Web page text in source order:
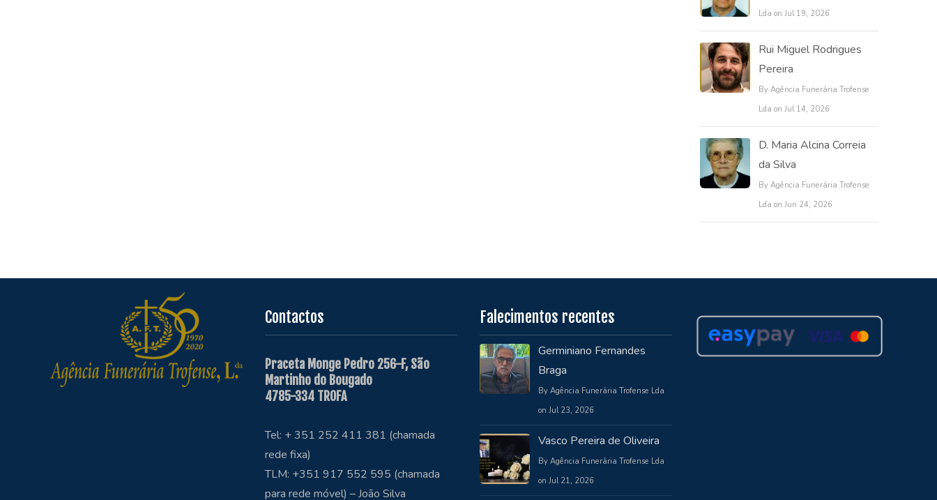
Lda on Jul 19, 2026
Rui Miguel Rodrigues
Pereira
By Agência Funerária Trofense
Lda on Jul 14, 2026
D. Maria Alcina Correia
da Silva
By Agência Funerária Trofense
Lda on Jun 24, 2026
Contactos
Praceta Monge Pedro 256-F, São
Martinho do Bougado
4785-334 TROFA
Tel: + 351 252 411 381 (chamada
rede fixa)
TLM: +351 917 552 595 (chamada
para rede móvel) – João Silva
Falecimentos recentes
Germiniano Fernandes
Braga
By Agência Funerária Trofense Lda
on Jul 23, 2026
Vasco Pereira de Oliveira
By Agência Funerária Trofense Lda
on Jul 21, 2026